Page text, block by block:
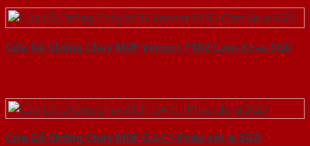
Cửa Gỗ Chống Cháy MDF Veneer P1R2 Căm Xe-a-SGD
Cửa Gỗ Chống Cháy MDF O4-C1 Phào chi-a-SGD